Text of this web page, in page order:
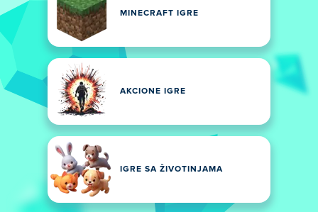
MINECRAFT IGRE
AKCIONE IGRE
IGRE SA ŽIVOTINJAMA